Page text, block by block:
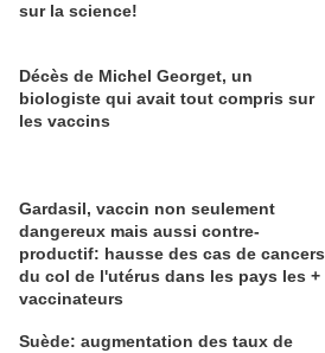
sur la science!
Décès de Michel Georget, un
biologiste qui avait tout compris sur
les vaccins
Gardasil, vaccin non seulement
dangereux mais aussi contre-
productif: hausse des cas de cancers
du col de l'utérus dans les pays les +
vaccinateurs
Suède: augmentation des taux de